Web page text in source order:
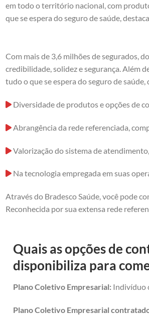
em todo o território nacional, com
que se espera do seguro de saúde,
Com mais de 3,6 milhões de segurados,
credibilidade, solidez e segurança. Além
tudo o que se espera do seguro de saúde,
Diversidade de produtos e opções de
Abrangência da rede referenciada,
Valorização do sistema de
Na tecnologia empregada em suas
Através do Bradesco Saúde, você pode
Reconhecida por sua extensa rede
Quais as opções de
disponibiliza para
Plano Coletivo Empresarial: Indivíduo
Plano Coletivo Empresarial